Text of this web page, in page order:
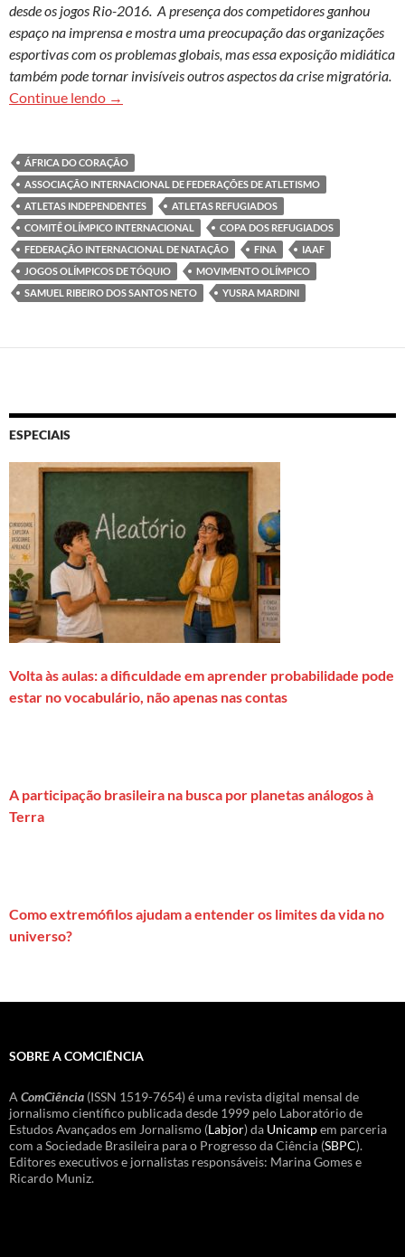
desde os jogos Rio-2016. A presença dos competidores ganhou
espaço na imprensa e mostra uma preocupação das organizações
esportivas com os problemas globais, mas essa exposição midiática
também pode tornar invisíveis outros aspectos da crise migratória.
Continue lendo Os atletas refugiados para além das histórias
→
ÁFRICA DO CORAÇÃO
ASSOCIAÇÃO INTERNACIONAL DE FEDERAÇÕES DE ATLETISMO
ATLETAS INDEPENDENTES
ATLETAS REFUGIADOS
COMITÊ OLÍMPICO INTERNACIONAL
COPA DOS REFUGIADOS
FEDERAÇÃO INTERNACIONAL DE NATAÇÃO
FINA
IAAF
JOGOS OLÍMPICOS DE TÓQUIO
MOVIMENTO OLÍMPICO
SAMUEL RIBEIRO DOS SANTOS NETO
YUSRA MARDINI
ESPECIAIS
Volta às aulas: a dificuldade em aprender probabilidade pode
estar no vocabulário, não apenas nas contas
A participação brasileira na busca por planetas análogos à
Terra
Como extremófilos ajudam a entender os limites da vida no
universo?
SOBRE A COMCIÊNCIA
A ComCiência (ISSN 1519-7654) é uma revista digital mensal de
jornalismo científico publicada desde 1999 pelo Laboratório de
Estudos Avançados em Jornalismo (Labjor) da Unicampem parceria
com a Sociedade Brasileira para o Progresso da Ciência (SBPC).
Editores executivos e jornalistas responsáveis: Marina Gomes e
Ricardo Muniz.